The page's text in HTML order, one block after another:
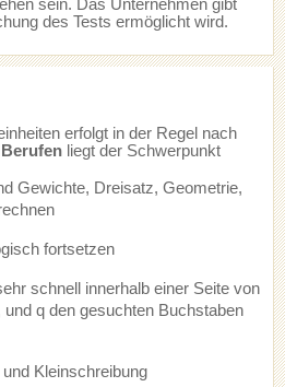
sein. Das Unternehmen gibt
des Tests ermöglicht wird.
erfolgt in der Regel nach
liegt der Schwerpunkt
Gewichte, Dreisatz, Geometrie,
fortsetzen
schnell innerhalb einer Seite von
und q den gesuchten Buchstaben
Kleinschreibung